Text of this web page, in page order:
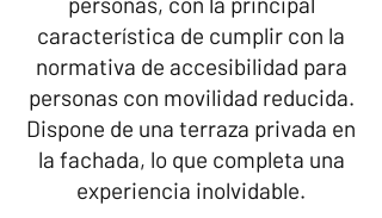
característica de cumplir con la
normativa de accesibilidad para
personas con movilidad reducida.
Dispone de una terraza privada en
la fachada, lo que completa una
experiencia inolvidable.​